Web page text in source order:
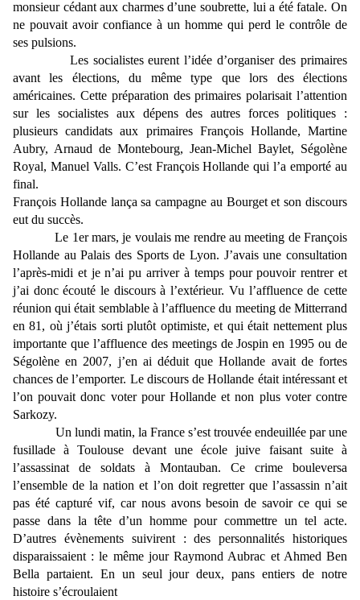
monsieur cédant aux charmes d’une soubrette, lui a été fatale. On
ne pouvait avoir confiance à un homme qui perd le contrôle de
ses pulsions.
Les socialistes eurent l’idée d’organiser des primaires
avant les élections, du même type que lors des élections
américaines. Cette préparation des primaires polarisait l’attention
sur les socialistes aux dépens des autres forces politiques :
plusieurs candidats aux primaires François Hollande, Martine
Aubry, Arnaud de Montebourg, Jean-Michel Baylet, Ségolène
Royal, Manuel Valls. C’est François Hollande qui l’a emporté au
final.
François Hollande lança sa campagne au Bourget et son discours
eut du succès.
Le 1er mars, je voulais me rendre au meeting de François
Hollande au Palais des Sports de Lyon. J’avais une consultation
l’après-midi et je n’ai pu arriver à temps pour pouvoir rentrer et
j’ai donc écouté le discours à l’extérieur. Vu l’affluence de cette
réunion qui était semblable à l’affluence du meeting de Mitterrand
en 81, où j’étais sorti plutôt optimiste, et qui était nettement plus
importante que l’affluence des meetings de Jospin en 1995 ou de
Ségolène en 2007, j’en ai déduit que Hollande avait de fortes
chances de l’emporter. Le discours de Hollande était intéressant et
l’on pouvait donc voter pour Hollande et non plus voter contre
Sarkozy.
Un lundi matin, la France s’est trouvée endeuillée par une
fusillade à Toulouse devant une école juive faisant suite à
l’assassinat de soldats à Montauban. Ce crime bouleversa
l’ensemble de la nation et l’on doit regretter que l’assassin n’ait
pas été capturé vif, car nous avons besoin de savoir ce qui se
passe dans la tête d’un homme pour commettre un tel acte.
D’autres évènements suivirent : des personnalités historiques
disparaissaient : le même jour Raymond Aubrac et Ahmed Ben
Bella partaient. En un seul jour deux, pans entiers de notre
histoire s’écroulaient